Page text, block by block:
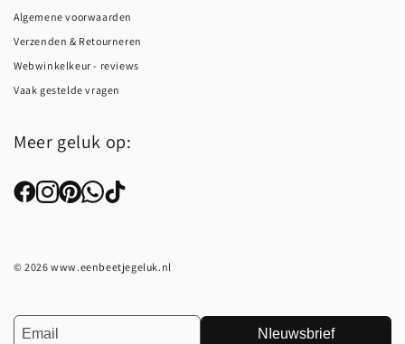
Algemene voorwaarden
Verzenden & Retourneren
Webwinkelkeur - reviews
Vaak gestelde vragen
Meer geluk op:
© 2026 www.eenbeetjegeluk.nl
NIeuwsbrief